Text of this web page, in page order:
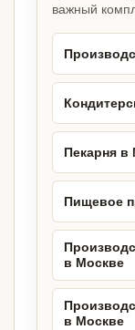
важный
Пекарня в
Пищевое
в Москве
в Москве